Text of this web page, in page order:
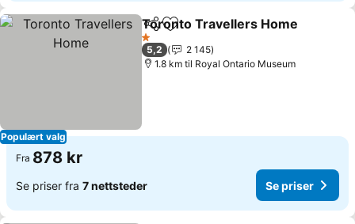
Populært valg
Del Legg til i favoritter
Toronto Travellers Home
1 Stjerner
5,2
2 145
1.8 km til Royal Ontario Museum
Fra 878 kr
Se priser fra 7 nettsteder Se priser